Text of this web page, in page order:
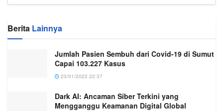
Berita Lainnya
Jumlah Pasien Sembuh dari Covid-19 di Sumut
Capai 103.227 Kasus
23/01/2022 22:37
Dark AI: Ancaman Siber Terkini yang
Mengganggu Keamanan Digital Global